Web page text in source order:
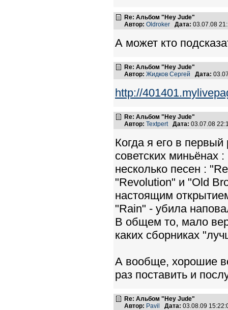
Re: Альбом "Hey Jude"
Автор: Oldroker Дата: 03.07.08
А может кто
Re: Альбом "Hey Jude"
Автор: Жидков Сергей Дата:
http://
Re: Альбом "Hey Jude"
Автор: Textpert Дата: 03.07.08
Когда я его в
советских миньёнах
несколько песен :
"Revolution" и "Old
настоящим
"Rain" - убила
В общем то, мало
каких сборниках
А вообще, хорошие
раз поставить и
Re: Альбом "Hey Jude"
Автор: Pavil Дата: 03.08.09